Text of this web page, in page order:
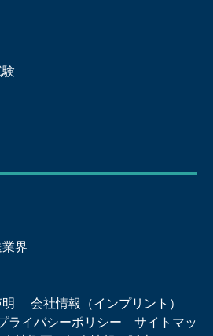
界
会社情報（インプリント）
ライバシーポリシー
サイトマッ